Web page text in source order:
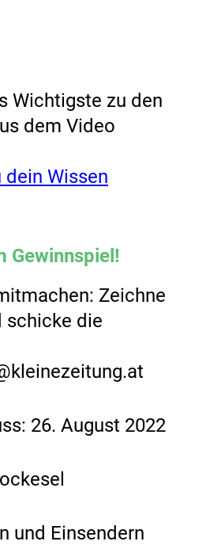
Wichtigste zu den
dem Video
dein Wissen
Gewinnspiel!
Zeichne
schicke die
26. August 2022
und Einsendern